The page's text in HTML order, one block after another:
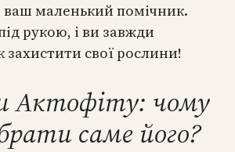
маленький помічник.
рукою, і ви завжди
захистити свої рослини!
Актофіту: чому
саме його?